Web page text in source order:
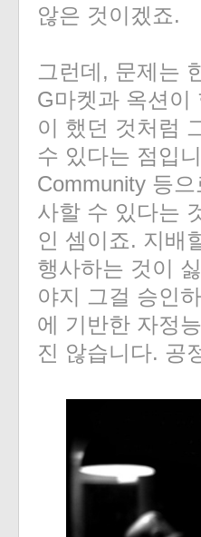
않은 것이겠죠.
그런데, 문제는
G마켓과 옥션이
이 했던 것처럼
수 있다는 점입
Community 등
사할 수 있다는
인 셈이죠. 지배
행사하는 것이
야지 그걸 승인
에 기반한 자정
진 않습니다. 공